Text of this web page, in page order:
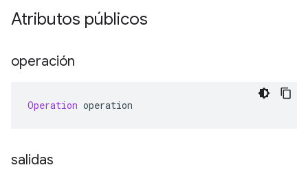
Atributos públicos
operación
Operation operation
salidas